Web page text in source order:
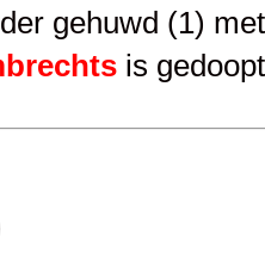
gehuwd (1) met
is